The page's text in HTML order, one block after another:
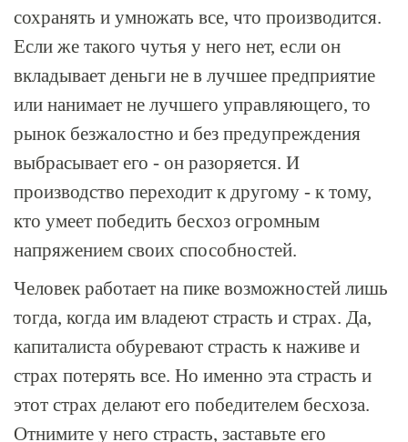
сохранять и умножать все, что производится.
Если же такого чутья у него нет, если он
вкладывает деньги не в лучшее предприятие
или нанимает не лучшего управляющего, то
рынок безжалостно и без предупреждения
выбрасывает его - он разоряется. И
производство переходит к другому - к тому,
кто умеет победить бесхоз огромным
напряжением своих способностей.
Человек работает на пике возможностей лишь
тогда, когда им владеют страсть и страх. Да,
капиталиста обуревают страсть к наживе и
страх потерять все. Но именно эта страсть и
этот страх делают его победителем бесхоза.
Отнимите у него страсть, заставьте его